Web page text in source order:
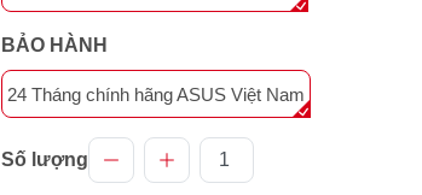
BẢO HÀNH
24 Tháng chính hãng ASUS Việt Nam
Số lượng